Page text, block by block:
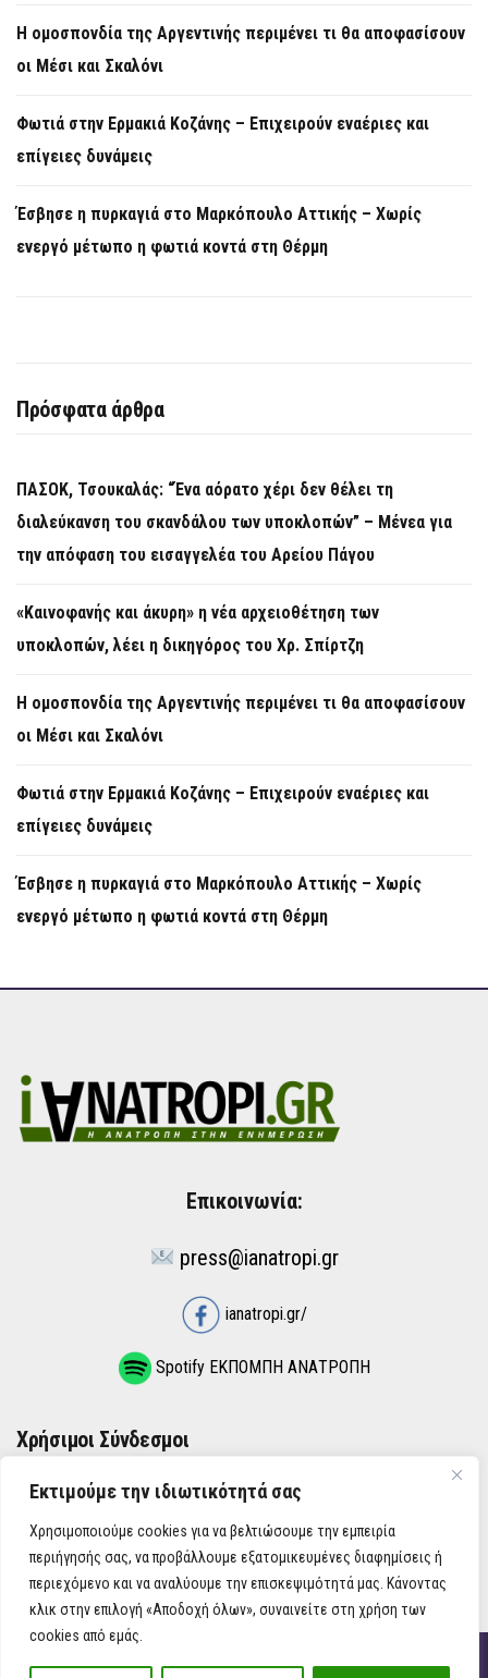
Εκτιμούμε την ιδιωτικότητά σας
Χρησιμοποιούμε cookies για να βελτιώσουμε την εμπειρία
περιήγησής σας, να προβάλλουμε εξατομικευμένες διαφημίσεις ή
περιεχόμενο και να αναλύουμε την επισκεψιμότητά μας. Κάνοντας
κλικ στην επιλογή «Αποδοχή όλων», συναινείτε στη χρήση των
cookies από εμάς.
Η ομοσπονδία της Αργεντινής περιμένει τι θα αποφασίσουν
οι Μέσι και Σκαλόνι
Φωτιά στην Ερμακιά Κοζάνης – Επιχειρούν εναέριες και
επίγειες δυνάμεις
Έσβησε η πυρκαγιά στο Μαρκόπουλο Αττικής – Χωρίς
ενεργό μέτωπο η φωτιά κοντά στη Θέρμη
Πρόσφατα άρθρα
ΠΑΣΟΚ, Τσουκαλάς: “Ένα αόρατο χέρι δεν θέλει τη
διαλεύκανση του σκανδάλου των υποκλοπών” – Μένεα για
την απόφαση του εισαγγελέα του Αρείου Πάγου
«Καινοφανής και άκυρη» η νέα αρχειοθέτηση των
υποκλοπών, λέει η δικηγόρος του Χρ. Σπίρτζη
Η ομοσπονδία της Αργεντινής περιμένει τι θα αποφασίσουν
οι Μέσι και Σκαλόνι
Φωτιά στην Ερμακιά Κοζάνης – Επιχειρούν εναέριες και
επίγειες δυνάμεις
Έσβησε η πυρκαγιά στο Μαρκόπουλο Αττικής – Χωρίς
ενεργό μέτωπο η φωτιά κοντά στη Θέρμη
Επικοινωνία:
press@ianatropi.gr
ianatropi.gr/
Spotify ΕΚΠΟΜΠΗ ΑΝΑΤΡΟΠΗ
Χρήσιμοι Σύνδεσμοι
ΌΡΟΙ ΧΡΉΣΗΣ
ΠΟΛΙΤΙΚΉ ΑΠΟΡΡΉΤΟΥ
iAnatropi ©